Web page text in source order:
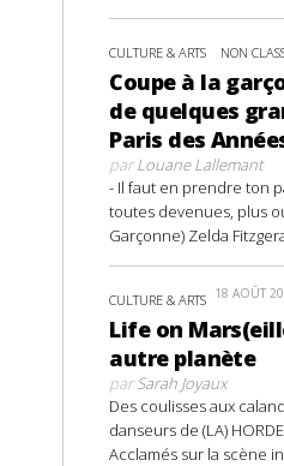
CULTURE & ARTS NON
Coupe à la
de quelques
Paris des
parLouane Lallemant
- Il faut en prendre ton
toutes devenues, plus
Garçonne) Zelda
CULTURE & ARTS 18 AOÛT
Life on
autre planète
parSarah Joyaux
Des coulisses aux
danseurs de (LA)
Acclamés sur la scène